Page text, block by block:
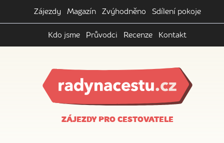
Zájezdy Magazín Zvýhodněno Sdílení pokoje
Kdo jsme Průvodci Recenze Kontakt
ZÁJEZDY PRO CESTOVATELE